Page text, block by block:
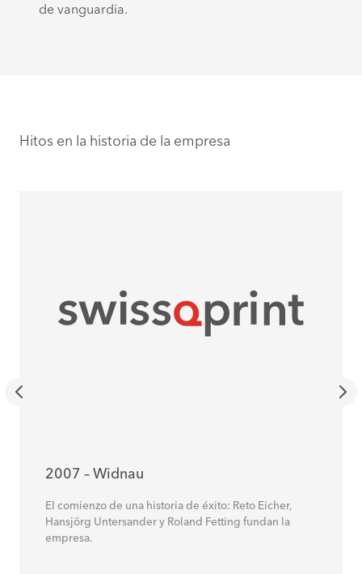
de vanguardia.
Hitos en la historia de la empresa
2007 – Widnau
El comienzo de una historia de éxito: Reto Eicher,
Hansjörg Untersander y Roland Fetting fundan la
empresa.